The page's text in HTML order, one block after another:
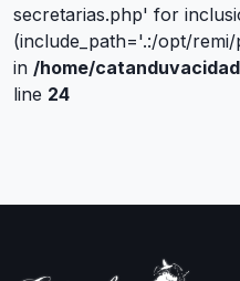
secretarias.php' for
(include_path='.:/opt/
in /home/
line 24